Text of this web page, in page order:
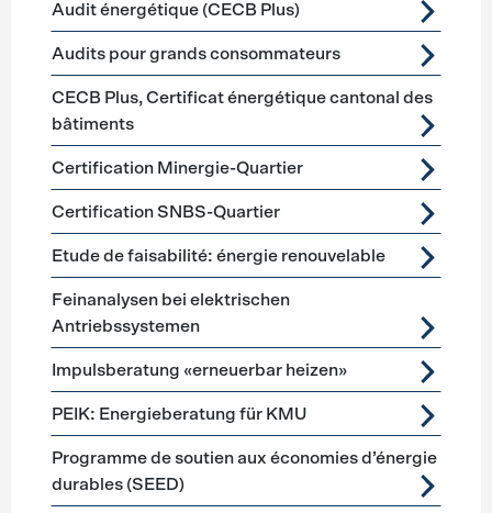
Audit énergétique (CECB Plus)
Audits pour grands consommateurs
CECB Plus, Certificat énergétique cantonal des
bâtiments
Certification Minergie-Quartier
Certification SNBS-Quartier
Etude de faisabilité: énergie renouvelable
Feinanalysen bei elektrischen
Antriebssystemen
Impulsberatung «erneuerbar heizen»
PEIK: Energieberatung für KMU
Programme de soutien aux économies d’énergie
durables (SEED)